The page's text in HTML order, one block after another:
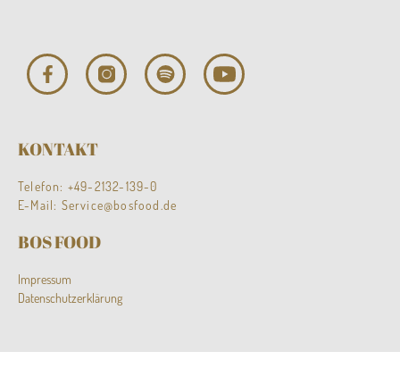
KONTAKT
Telefon: +49-2132-139-0
E-Mail: Service@bosfood.de
BOS FOOD
Impressum
Datenschutzerklärung